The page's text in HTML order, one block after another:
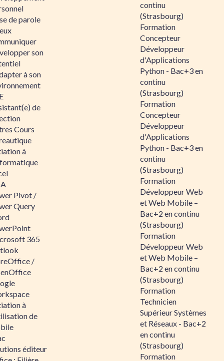
de parole
son
à son
de
Cours
à
Pivot /
Query
365
/
à
de
éditeur
continu
(Strasbourg)
Formation
Concepteur
Développeur
d'Applications
Python - Bac+3 en
continu
(Strasbourg)
Formation
Concepteur
Développeur
d'Applications
Python - Bac+3 en
continu
(Strasbourg)
Formation
Développeur Web
et Web Mobile –
Bac+2 en continu
(Strasbourg)
Formation
Développeur Web
et Web Mobile –
Bac+2 en continu
(Strasbourg)
Formation
Technicien
Supérieur Systèmes
et Réseaux - Bac+2
en continu
(Strasbourg)
Formation